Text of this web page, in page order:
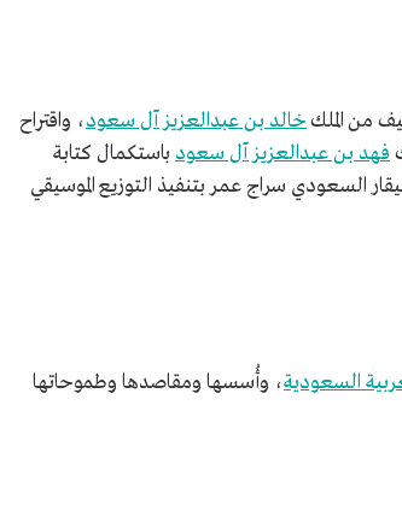
من الملكخالد بن عبدالعزيز آل سعود، واقتراح
فهد بن عبدالعزيز آل سعود باستكمال كتابة
عام 1404هـ/1984م، ثم كُلّف الموسيقار السعودي سراج عمر بتنفيذ التوزيع الموسيقي
السعودية، وأُسسها ومقاصدها وطموحاتها